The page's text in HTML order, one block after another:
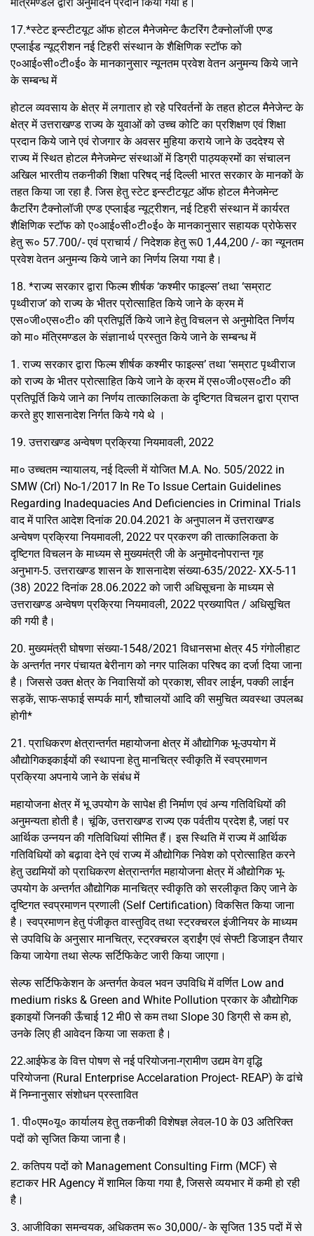
17.*स्टेट इन्स्टीटयूट ऑफ होटल मैनेजमेन्ट कैटरिंग टैक्नोलॉजी एण्ड
एप्लाईड न्यूट्रीशन नई टिहरी संस्थान के शैक्षिणिक स्टॉफ को
ए०आई०सी०टी०ई० के मानकानुसार न्यूनतम प्रवेश वेतन अनुमन्य किये जाने
के सम्बन्ध में
होटल व्यवसाय के क्षेत्र में लगातार हो रहे परिवर्तनों के तहत होटल मैनेजेन्ट के
क्षेत्र में उत्तराखण्ड राज्य के युवाओं को उच्च कोटि का प्रशिक्षण एवं शिक्षा
प्रदान किये जाने एवं रोजगार के अवसर मुहिया कराये जाने के उददेश्य से
राज्य में स्थित होटल मैनेजमेन्ट संस्थाओं में डिग्री पाठ्यक्रमों का संचालन
अखिल भारतीय तकनीकी शिक्षा परिषद् नई दिल्ली भारत सरकार के मानकों के
तहत किया जा रहा है. जिस हेतु स्टेट इन्स्टीटयूट ऑफ होटल मैनेजमेन्ट
कैटरिंग टैक्नोलॉजी एण्ड एप्लाईड न्यूट्रीशन, नई टिहरी संस्थान में कार्यरत
शैक्षिणिक स्टॉफ को ए०आई०सी०टी०ई० के मानकानुसार सहायक प्रोफेसर
हेतु रू० 57.700/- एवं प्राचार्य / निदेशक हेतु रू0 1,44,200 /- का न्यूनतम
प्रवेश वेतन अनुमन्य किये जाने का निर्णय लिया गया है।
18. *राज्य सरकार द्वारा फिल्म शीर्षक ‘कश्मीर फाइल्स’ तथा ‘सम्राट
पृथ्वीराज’ को राज्य के भीतर प्रोत्साहित किये जाने के क्रम में
एस०जी०एस०टी० की प्रतिपूर्ति किये जाने हेतु विचलन से अनुमोदित निर्णय
को मा० मंत्रिमण्डल के संज्ञानार्थ प्रस्तुत किये जाने के सम्बन्ध में
1. राज्य सरकार द्वारा फिल्म शीर्षक कश्मीर फाइल्स’ तथा ‘सम्राट पृथ्वीराज
को राज्य के भीतर प्रोत्साहित किये जाने के क्रम में एस०जी०एस०टी० की
प्रतिपूर्ति किये जाने का निर्णय तात्कालिकता के दृष्टिगत विचलन द्वारा प्राप्त
करते हुए शासनादेश निर्गत किये गये थे ।
19. उत्तराखण्ड अन्वेषण प्रक्रिया नियमावली, 2022
मा० उच्चतम न्यायालय, नई दिल्ली में योजित M.A. No. 505/2022 in
SMW (Crl) No-1/2017 In Re To Issue Certain Guidelines
Regarding Inadequacies And Deficiencies in Criminal Trials
वाद में पारित आदेश दिनांक 20.04.2021 के अनुपालन में उत्तराखण्ड
अन्वेषण प्रक्रिया नियमावली, 2022 पर प्रकरण की तात्कालिकता के
दृष्टिगत विचलन के माध्यम से मुख्यमंत्री जी के अनुमोदनोपरान्त गृह
अनुभाग-5. उत्तराखण्ड शासन के शासनादेश संख्या-635/2022- XX-5-11
(38) 2022 दिनांक 28.06.2022 को जारी अधिसूचना के माध्यम से
उत्तराखण्ड अन्वेषण प्रक्रिया नियमावली, 2022 प्रख्यापित / अधिसूचित
की गयी है।
20. मुख्यमंत्री घोषणा संख्या-1548/2021 विधानसभा क्षेत्र 45 गंगोलीहाट
के अन्तर्गत नगर पंचायत बेरीनाग को नगर पालिका परिषद का दर्जा दिया जाना
है। जिससे उक्त क्षेत्र के निवासियों को प्रकाश, सीवर लाईन, पक्की लाईन
सड़कें, साफ-सफाई सम्पर्क मार्ग, शौचालयों आदि की समुचित व्यवस्था उपलब्ध
होगी*
21. प्राधिकरण क्षेत्रान्तर्गत महायोजना क्षेत्र में औद्योगिक भू-उपयोग में
औद्योगिकइकाईयों की स्थापना हेतु मानचित्र स्वीकृति में स्वप्रमाणन
प्रक्रिया अपनाये जाने के संबंध में
महायोजना क्षेत्र में भू उपयोग के सापेक्ष ही निर्माण एवं अन्य गतिविधियों की
अनुमन्यता होती है। चूंकि, उत्तराखण्ड राज्य एक पर्वतीय प्रदेश है, जहां पर
आर्थिक उन्नयन की गतिविधियां सीमित हैं। इस स्थिति में राज्य में आर्थिक
गतिविधियों को बढ़ावा देने एवं राज्य में औद्योगिक निवेश को प्रोत्साहित करने
हेतु उद्यमियों को प्राधिकरण क्षेत्रान्तर्गत महायोजना क्षेत्र में औद्योगिक भू-
उपयोग के अन्तर्गत औद्योगिक मानचित्र स्वीकृति को सरलीकृत किए जाने के
दृष्टिगत स्वप्रमाणन प्रणाली (Self Certification) विकसित किया जाना
है। स्वप्रमाणन हेतु पंजीकृत वास्तुविद् तथा स्ट्रक्चरल इंजीनियर के माध्यम
से उपविधि के अनुसार मानचित्र, स्ट्रक्चरल ड्राईंग एवं सेफ्टी डिजाइन तैयार
किया जायेगा तथा सेल्फ सर्टिफिकेट जारी किया जाएगा।
सेल्फ सर्टिफिकेशन के अन्तर्गत केवल भवन उपविधि में वर्णित Low and
medium risks & Green and White Pollution प्रकार के औद्योगिक
इकाइयों जिनकी ऊँचाई 12 मी0 से कम तथा Slope 30 डिग्री से कम हो,
उनके लिए ही आवेदन किया जा सकता है।
22.आईफेड के वित्त पोषण से नई परियोजना-ग्रामीण उद्यम वेग वृद्धि
परियोजना (Rural Enterprise Accelaration Project- REAP) के ढांचे
में निम्नानुसार संशोधन प्रस्तावित
1. पी०एम०यू० कार्यालय हेतु तकनीकी विशेषज्ञ लेवल-10 के 03 अतिरिक्त
पदों को सृजित किया जाना है।
2. कतिपय पदों को Management Consulting Firm (MCF) से
हटाकर HR Agency में शामिल किया गया है, जिससे व्ययभार में कमी हो रही
है।
3. आजीविका समन्वयक, अधिकतम रू० 30,000/- के सृजित 135 पदों में से